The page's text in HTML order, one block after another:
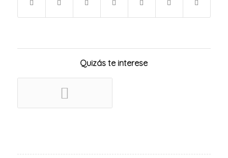
Quizás te interese